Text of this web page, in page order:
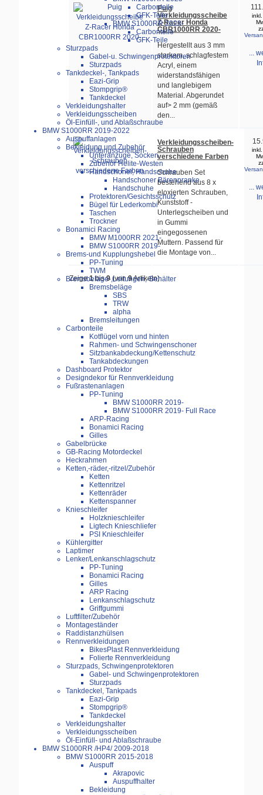
Carbonteile
GFK-Teile
BMW S1000RR 2023-
Carbonteile
GFK-Teile
Sturzpads
Gabel-u. Schwingenprotektoren
Sturzpads
Tankdeckel-, Tankpads
Eazi-Grip
Stompgrip®
Tankdeckel
Verkleidungshalter
Verkleidungsscheiben
Öl-Einfüll-, und Ablaßschraube
BMW S1000RR 2019-2022
Auspuffanlagen
Bekleidung und Zubehör
Unteranzüge, Socken
Zubehör Helite-Westen
Handschoner, Handschuhe
Handschoner Bärenpranke
Handschuhe
Protektoren/Gesichtsschutz
Bügel für Lederkombi
Taschen
Trockner
Bonamici Racing
BMW M1000RR 2021-
BMW S1000RR 2019-
Brems-und Kupplungshebel
PP-Tuning
TWM
Bremsbeläge-,Leitungen,-Behälter
Bremsbeläge
SBS
TRW
alpha
Bremsleitungen
Carbonteile
Kotflügel vorn und hinten
Rahmen- und Schwingenschoner
Sitzbankabdeckung/Kettenschutz
Tankabdeckungen
Dashboard Protektor
Designdekor für Rennverkleidung
Fußrastenanlagen
PP-Tuning
BMW S1000RR 2019-
BMW S1000RR 2019- Full Race
ARP-Racing
Bonamici Racing
Gilles
Gabelbrücke
GB-Racing Motordeckel
Heckrahmen
Ketten,-räder,-ritzel/Zubehör
Ketten
Kettenritzel
Kettenräder
Kettenspanner
Knieschleifer
Holzknieschleifer
Ligtech Knieschliefer
PSI Knieschleifer
Kühlergitter
Laptimer
Lenker/Lenkanschlagschutz
PP-Tuning
Bonamici Racing
Gilles
ARP Racing
Lenkanschlagschutz
Griffgummi
Luftfilter/Zubehör
Montageständer
Raddistanzhülsen
Rennverkleidungen
BikesPlast Rennverkleidung
Folierte Rennverkleidung
Sturzpads, Schwingenprotektoren
Gabel- und Schwingenprotektoren
Sturzpads
Tankdeckel, Tankpads
Eazi-Grip
Stompgrip®
Tankdeckel
Verkleidungshalter
Verkleidungsscheiben
Öl-Einfüll- und Ablaßschraube
BMW S1000RR /HP4/ 2009-2018
BMW S1000RR 2015-2018
Auspuff
Akrapovic
Auspuffhalter
Bekleidung
Puig
Verkleidungsscheibe
Z-Racer Honda
CBR1000RR 2020-
Hergestellt aus 3 mm
starkem, schlagfestem
Acryl, einem
widerstandsfähigen
und langlebigem
Material. Abgerundet
auf> 2 mm (gemäß
den...
...
Verkleidungsscheiben-
Schrauben
verschiedene Farben
Schrauben Set
bestehend aus 8 x
eloxierten Schrauben,
Kunststoff -
Unterlegscheiben und
in Gummi
eingegossenen
Muttern. Passend für
die Montage von...
...
Zeige1bis9(von9Artikeln)